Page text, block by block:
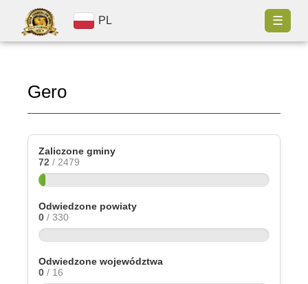
PL ☰
Gero
Zaliczone gminy
72 / 2479
Odwiedzone powiaty
0 / 330
Odwiedzone województwa
0 / 16